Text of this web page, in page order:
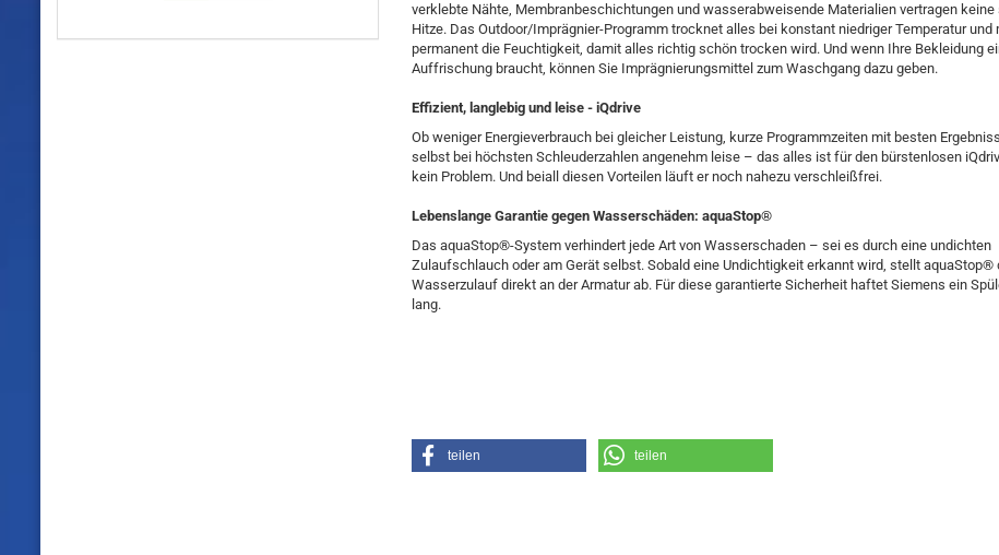
verklebte Nähte, Membranbeschichtungen und wasserabweisende Materialien vertragen keine
Hitze. Das Outdoor/Imprägnier-Programm trocknet alles bei konstant niedriger Temperatur und
permanent die Feuchtigkeit, damit alles richtig schön trocken wird. Und wenn Ihre Bekleidung
Auffrischung braucht, können Sie Imprägnierungsmittel zum Waschgang dazu geben.
Effizient, langlebig und leise - iQdrive
Ob weniger Energieverbrauch bei gleicher Leistung, kurze Programmzeiten mit besten
selbst bei höchsten Schleuderzahlen angenehm leise – das alles ist für den bürstenlosen
kein Problem. Und beiall diesen Vorteilen läuft er noch nahezu verschleißfrei.
Lebenslange Garantie gegen Wasserschäden: aquaStop®
Das aquaStop®-System verhindert jede Art von Wasserschaden – sei es durch eine undichten
Zulaufschlauch oder am Gerät selbst. Sobald eine Undichtigkeit erkannt wird, stellt aquaStop®
Wasserzulauf direkt an der Armatur ab. Für diese garantierte Sicherheit haftet Siemens ein
lang.
teilen teilen